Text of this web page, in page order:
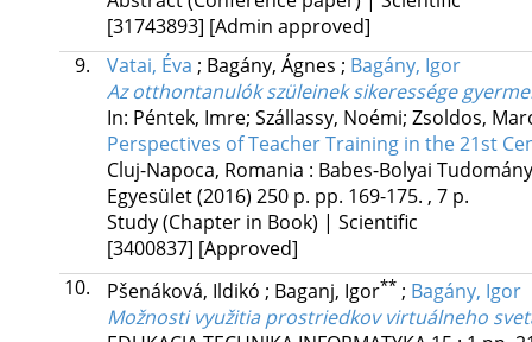
[31743893] [Admin approved]
9.
Vatai, Éva ; Bagány, Ágnes ; Bagány, Igor
Az otthontanulók szüleinek sikeressége
In: Péntek, Imre; Szállassy, Noémi; Zsoldos,
Perspectives of Teacher Training in the 21st
Cluj-Napoca, Romania : Babes-Bolyai
Egyesület(2016) 250 p. pp. 169-175. , 7 p.
Study (Chapter in Book) | Scientific
[3400837] [Approved]
10.
Pšenáková, Ildikó ; Baganj, Igor** ; Bagány, Igor
Možnosti využitia prostriedkov virtuálneho